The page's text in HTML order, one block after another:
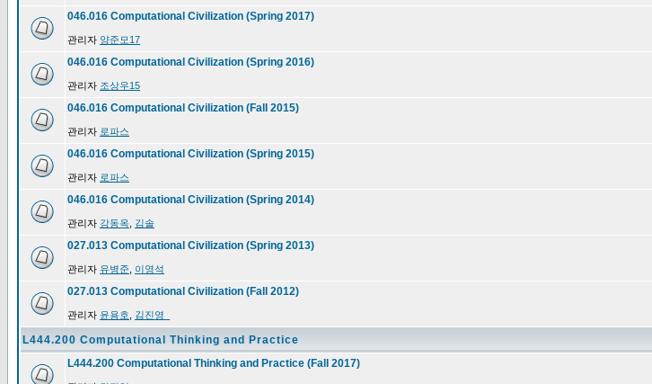
046.016 Computational Civilization (Spring 2017)
관리자 양준모17
046.016 Computational Civilization (Spring 2016)
관리자 조상우15
046.016 Computational Civilization (Fall 2015)
관리자 로파스
046.016 Computational Civilization (Spring 2015)
관리자 로파스
046.016 Computational Civilization (Spring 2014)
관리자 강동옥 김솔
027.013 Computational Civilization (Spring 2013)
관리자 유병준 이영석
027.013 Computational Civilization (Fall 2012)
관리자 윤용호 김진영_
L444.200 Computational Thinking and Practice
L444.200 Computational Thinking and Practice (Fall 2017)